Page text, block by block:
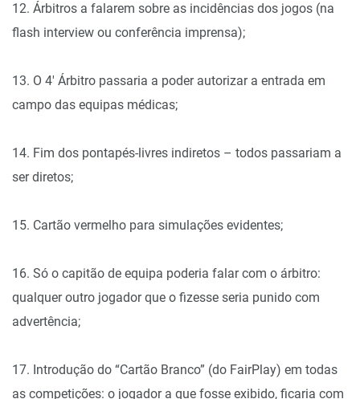
12. Árbitros a falarem sobre as incidências dos jogos (na
flash interview ou conferência imprensa);
13. O 4′ Árbitro passaria a poder autorizar a entrada em
campo das equipas médicas;
14. Fim dos pontapés-livres indiretos – todos passariam a
ser diretos;
15. Cartão vermelho para simulações evidentes;
16. Só o capitão de equipa poderia falar com o árbitro:
qualquer outro jogador que o fizesse seria punido com
advertência;
17. Introdução do “Cartão Branco” (do FairPlay) em todas
as competições: o jogador a que fosse exibido, ficaria com